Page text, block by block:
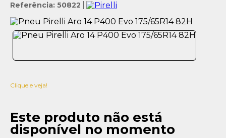
Referência: 50822
Clique e veja!
Este produto não está
disponível no momento